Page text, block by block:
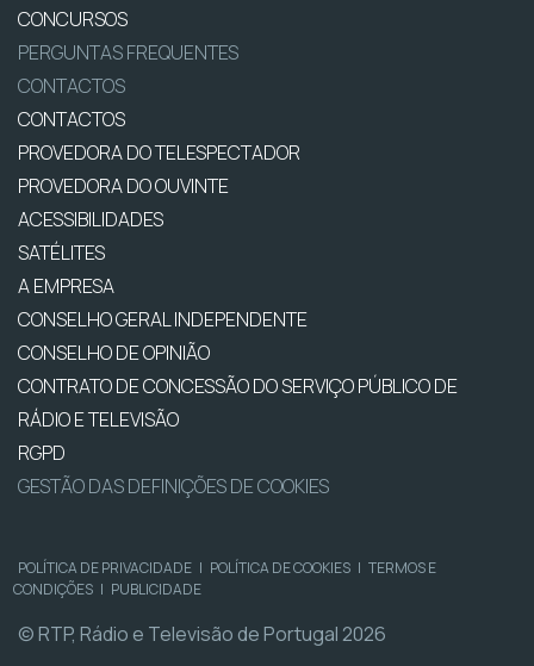
CONCURSOS
PERGUNTAS FREQUENTES
CONTACTOS
CONTACTOS
PROVEDORA DO TELESPECTADOR
PROVEDORA DO OUVINTE
ACESSIBILIDADES
SATÉLITES
A EMPRESA
CONSELHO GERAL INDEPENDENTE
CONSELHO DE OPINIÃO
CONTRATO DE CONCESSÃO DO SERVIÇO PÚBLICO DE
RÁDIO E TELEVISÃO
RGPD
GESTÃO DAS DEFINIÇÕES DE COOKIES
POLÍTICA DE PRIVACIDADE | POLÍTICA DE COOKIES | TERMOS E
CONDIÇÕES | PUBLICIDADE
© RTP, Rádio e Televisão de Portugal 2026